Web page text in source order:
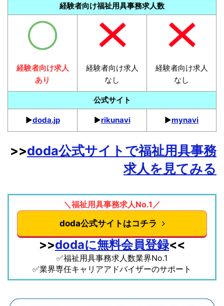
経験者向け福祉用具事務求人数
経験者向け求人
あり
経験者向け求人
なし
経験者向け求人
なし
公式サイト
▶︎doda.jp ▶︎rikunavi ▶︎mynavi
>>doda公式サイトで福祉用具事務
求人を見てみる
＼福祉用具事務求人No.1／
doda公式サイトはコチラ
>>dodaに無料会員登録<<
✅福祉用具事務求人数業界No.1
✅業界専任キャリアアドバイザーのサポート